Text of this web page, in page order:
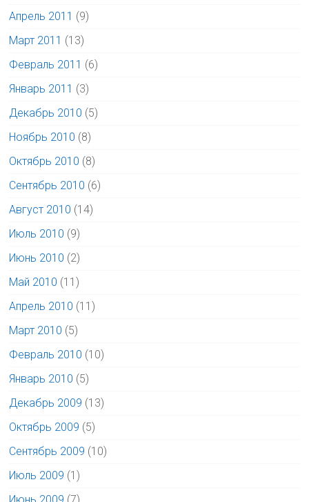
Апрель 2011 (9)
Март 2011 (13)
Февраль 2011 (6)
Январь 2011 (3)
Декабрь 2010 (5)
Ноябрь 2010 (8)
Октябрь 2010 (8)
Сентябрь 2010 (6)
Август 2010 (14)
Июль 2010 (9)
Июнь 2010 (2)
Май 2010 (11)
Апрель 2010 (11)
Март 2010 (5)
Февраль 2010 (10)
Январь 2010 (5)
Декабрь 2009 (13)
Октябрь 2009 (5)
Сентябрь 2009 (10)
Июль 2009 (1)